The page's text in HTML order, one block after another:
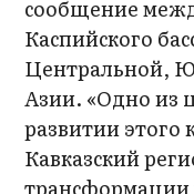
сообщение
Каспийского
Центральной,
Азии. «Одно из
развитии этого
Кавказский